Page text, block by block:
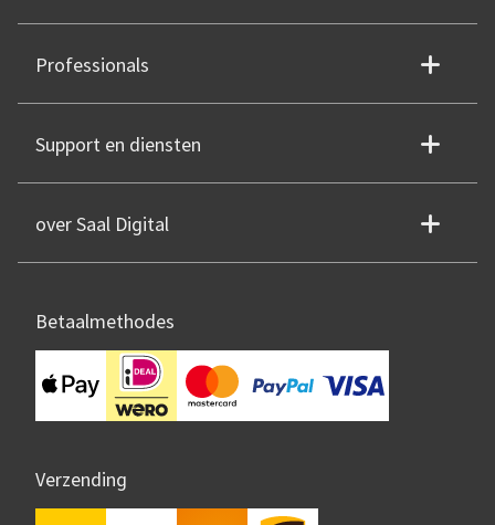
Professionals
Support en diensten
over Saal Digital
Betaalmethodes
Verzending